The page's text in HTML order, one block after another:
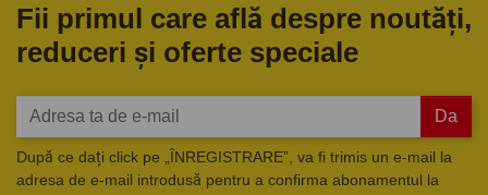
Fii primul care află despre noutăți,
reduceri și oferte speciale
Da
După ce dați click pe „ÎNREGISTRARE”, va fi trimis un e-mail la
adresa de e-mail introdusă pentru a confirma abonamentul la